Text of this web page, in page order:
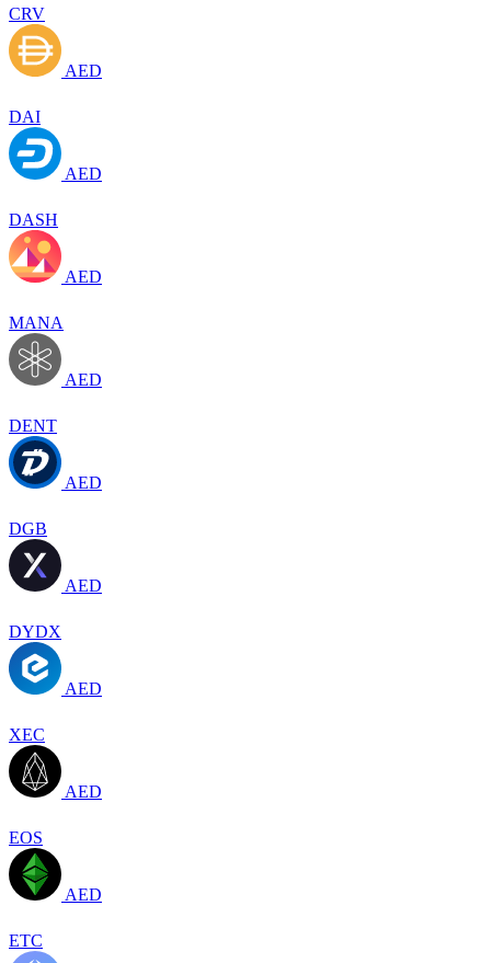
CRV
AED
DAI
AED
DASH
AED
MANA
AED
DENT
AED
DGB
AED
DYDX
AED
XEC
AED
EOS
AED
ETC